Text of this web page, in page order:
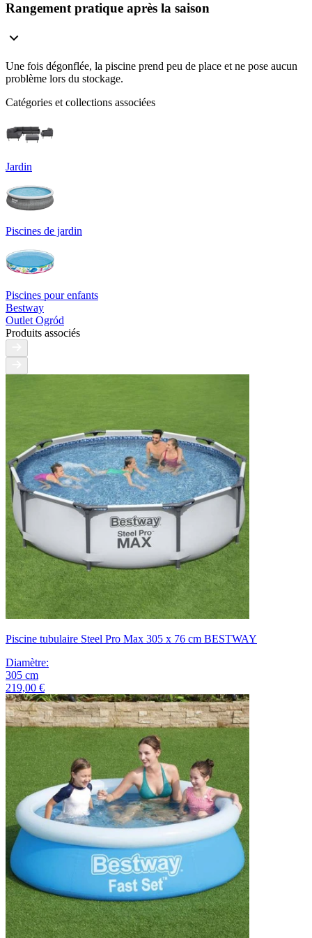
Rangement pratique après la saison
Une fois dégonflée, la piscine prend peu de place et ne pose aucun
problème lors du stockage.
Catégories et collections associées
Jardin
Piscines de jardin
Piscines pour enfants
Bestway
Outlet Ogród
Produits associés
Piscine tubulaire Steel Pro Max 305 x 76 cm BESTWAY
Diamètre:
305 cm
219,00 €